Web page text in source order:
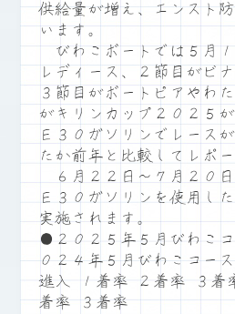
供給量が増え、エンスト
います。
びわこボートでは５月
レディース、２節目がビ
３節目がボートピアやわ
がキリンカップ２０２５
Ｅ３０ガソリンでレース
たか前年と比較してレポー
６月２２日～７月２０
Ｅ３０ガソリンを使用し
実施されます。
●２０２５年５月びわこ
０２４年５月びわこコー
進入 １着率 ２着率 ３着
着率 ３着率